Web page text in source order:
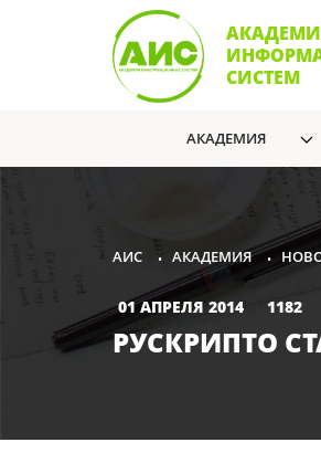
СИСТЕМ
АКАДЕМИЯ
АИС • АКАДЕМИЯ •
01 АПРЕЛЯ 2014 1182
РУСКРИПТО